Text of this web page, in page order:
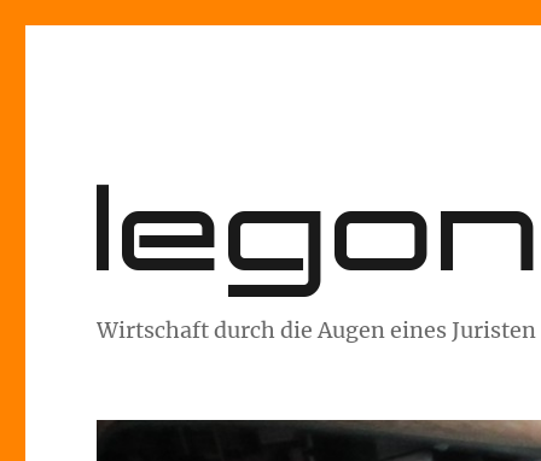
Wirtschaft durch die Augen eines Juristen